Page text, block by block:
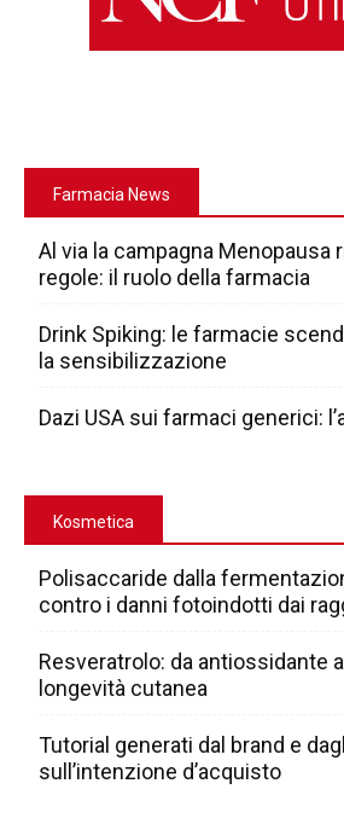
Farmacia News
Al via la campagna Menopausa
regole: il ruolo della farmacia
Drink Spiking: le farmacie
la sensibilizzazione
Dazi USA sui farmaci generici:
Kosmetica
Polisaccaride dalla
contro i danni fotoindotti dai
Resveratrolo: da antiossidante
longevità cutanea
Tutorial generati dal brand e
sull’intenzione d’acquisto